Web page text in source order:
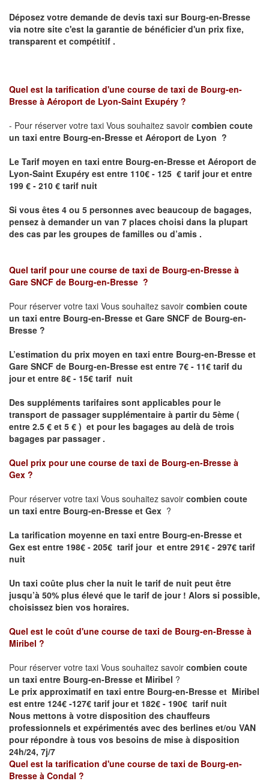
Déposez votre demande de devis taxi sur Bourg-en-Bresse
via notre site c'est la garantie de bénéficier d'un prix fixe,
transparent et compétitif .
Quel est la tarification d'une course de taxi de Bourg-en-
Bresse à Aéroport de Lyon-Saint Exupéry ?
- Pour réserver votre taxi Vous souhaitez savoir combien coute
un taxi entre Bourg-en-Bresse et Aéroport de Lyon ?
Le Tarif moyen en taxi entre Bourg-en-Bresse et Aéroport de
Lyon-Saint Exupéry est entre 110€ - 125 € tarif jour et entre
199 € - 210 € tarif nuit
Si vous êtes 4 ou 5 personnes avec beaucoup de bagages,
pensez à demander un van 7 places choisi dans la plupart
des cas par les groupes de familles ou d’amis .
Quel tarif pour une course de taxi de Bourg-en-Bresse à
Gare SNCF de Bourg-en-Bresse ?
Pour réserver votre taxi Vous souhaitez savoir combien coute
un taxi entre Bourg-en-Bresse et Gare SNCF de Bourg-en-
Bresse ?
L’estimation du prix moyen en taxi entre Bourg-en-Bresse et
Gare SNCF de Bourg-en-Bresse est entre 7€ - 11€ tarif du
jour et entre 8€ - 15€ tarif nuit
Des suppléments tarifaires sont applicables pour le
transport de passager supplémentaire à partir du 5ème (
entre 2.5 € et 5 € ) et pour les bagages au delà de trois
bagages par passager .
Quel prix pour une course de taxi de Bourg-en-Bresse à
Gex ?
Pour réserver votre taxi Vous souhaitez savoir combien coute
un taxi entre Bourg-en-Bresse et Gex ?
La tarification moyenne en taxi entre Bourg-en-Bresse et
Gex est entre 198€ - 205€ tarif jour et entre 291€ - 297€ tarif
nuit
Un taxi coûte plus cher la nuit le tarif de nuit peut être
jusqu’à 50% plus élevé que le tarif de jour ! Alors si possible,
choisissez bien vos horaires.
Quel est le coût d'une course de taxi de Bourg-en-Bresse à
Miribel ?
Pour réserver votre taxi Vous souhaitez savoir combien coute
un taxi entre Bourg-en-Bresse et Miribel ?
Le prix approximatif en taxi entre Bourg-en-Bresse et Miribel
est entre 124€ -127€ tarif jour et 182€ - 190€ tarif nuit
Nous mettons à votre disposition des chauffeurs
professionnels et expérimentés avec des berlines et/ou VAN
pour répondre à tous vos besoins de mise à disposition
24h/24, 7j/7
Quel est la tarification d'une course de taxi de Bourg-en-
Bresse à Condal ?